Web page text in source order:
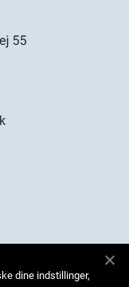
dine indstillinger,